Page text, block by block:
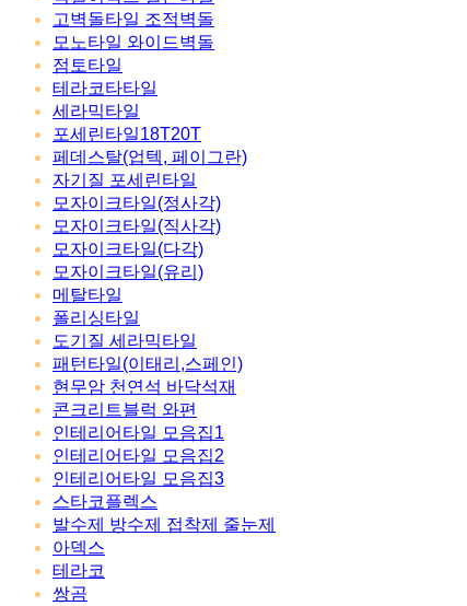
고벽돌타일 조적벽돌
모노타일 와이드벽돌
점토타일
테라코타타일
세라믹타일
포세린타일18T20T
페데스탈(업텍, 페이그란)
자기질 포세린타일
모자이크타일(정사각)
모자이크타일(직사각)
모자이크타일(다각)
모자이크타일(유리)
메탈타일
폴리싱타일
도기질 세라믹타일
패턴타일(이태리,스페인)
현무암 천연석 바닥석재
콘크리트블럭 와편
인테리어타일 모음집1
인테리어타일 모음집2
인테리어타일 모음집3
스타코플렉스
발수제 방수제 접착제 줄눈제
아덱스
테라코
쌍곰